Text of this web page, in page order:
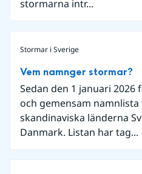
stormarna intr...
Stormar i Sverige
Vem namnger stormar?
Sedan den 1 januari
och gemensam
skandinaviska länderna
Danmark. Listan har tag...